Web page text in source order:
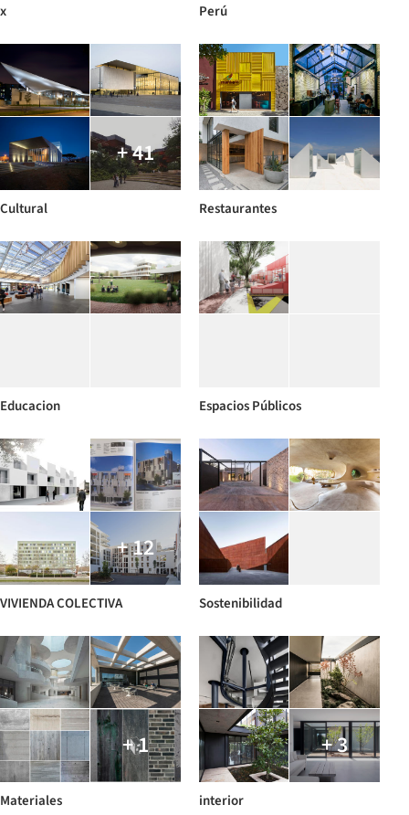
x Perú
+ 41
Cultural Restaurantes
Educacion Espacios Públicos
+ 12
VIVIENDA COLECTIVA Sostenibilidad
+ 1
Materiales
+ 3
interior